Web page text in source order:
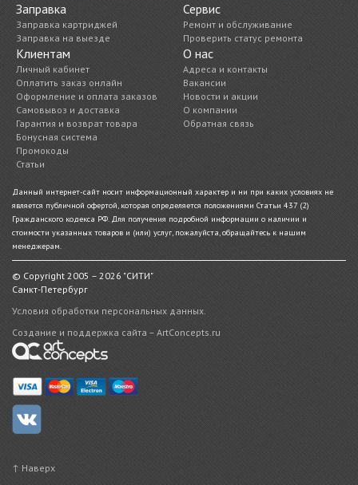
Заправка
Заправка картриджей
Заправка на выезде
Сервис
Ремонт и обслуживание
Проверить статус ремонта
Клиентам
Личный кабинет
Оплатить заказ онлайн
Оформление и оплата заказов
Самовывоз и доставка
Гарантия и возврат товара
Бонусная система
Промокоды
Статьи
О нас
Адреса и контакты
Вакансии
Новости и акции
О компании
Обратная связь
Данный интернет-сайт носит информационный характер и ни при каких условиях не
является публичной офертой, которая определяется положениями Статьи 437 (2)
Гражданского кодекса РФ. Для получения подробной информации о наличии и
стоимости указанных товаров и (или) услуг, пожалуйста, обращайтесь к нашим
менеджерам.
© Copyright 2005 – 2026 "СИТИ"
Санкт-Петербург
Условия обработки персональных данных.
Создание и поддержка сайта – ArtConcepts.ru
↑ Наверх